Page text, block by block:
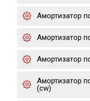
Амортизатор
Амортизатор
Амортизатор
Амортизатор
(cw)